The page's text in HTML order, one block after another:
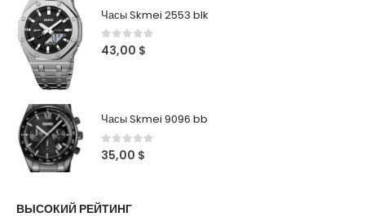
Часы Skmei 2553 blk
0 out of 5
43,00 $
Часы Skmei 9096 bb
0out of 5
35,00 $
ВЫСОКИЙ РЕЙТИНГ